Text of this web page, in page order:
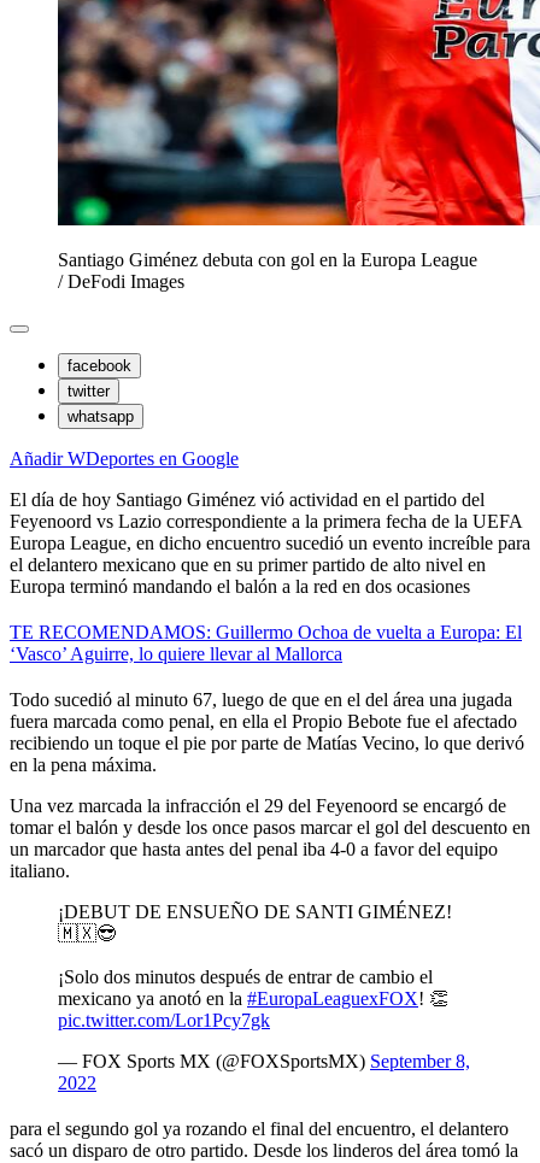
Santiago Giménez debuta con gol en la Europa League
/DeFodi Images
facebook
twitter
whatsapp
Añadir WDeportes en Google
El día de hoy Santiago Giménez vió actividad en el partido del
Feyenoord vs Lazio correspondiente a la primera fecha de la UEFA
Europa League, en dicho encuentro sucedió un evento increíble para
el delantero mexicano que en su primer partido de alto nivel en
Europa terminó mandando el balón a la red en dos ocasiones
TE RECOMENDAMOS: Guillermo Ochoa de vuelta a Europa: El
‘Vasco’ Aguirre, lo quiere llevar al Mallorca
Todo sucedió al minuto 67, luego de que en el del área una jugada
fuera marcada como penal, en ella el Propio Bebote fue el afectado
recibiendo un toque el pie por parte de Matías Vecino, lo que derivó
en la pena máxima.
Una vez marcada la infracción el 29 del Feyenoord se encargó de
tomar el balón y desde los once pasos marcar el gol del descuento en
un marcador que hasta antes del penal iba 4-0 a favor del equipo
italiano.
¡DEBUT DE ENSUEÑO DE SANTI GIMÉNEZ!
🇲🇽😎
¡Solo dos minutos después de entrar de cambio el
mexicano ya anotó en la #EuropaLeaguexFOX! 👏
pic.twitter.com/Lor1Pcy7gk
— FOX Sports MX (@FOXSportsMX) September 8,
2022
para el segundo gol ya rozando el final del encuentro, el delantero
sacó un disparo de otro partido. Desde los linderos del área tomó la